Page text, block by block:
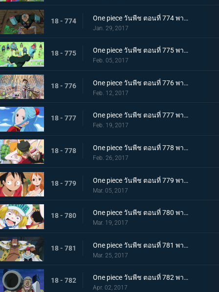
18 - 774 One piece วันพีช ตอนที่ 774 พากย์ไทย ศึกปกป้องโซ ลูฟี่กับสุนีชา
Jan. 29, 2017
18 - 775 One piece วันพีช ตอนที่ 775 พากย์ไทย ช่วยสุนีชา ปฏิบัติการช่วยเหลือของกลุ่มหมวกฟาง
Feb. 05, 2017
18 - 776 One piece วันพีช ตอนที่ 776 พากย์ไทย อำลาและลงจากช้าง การเดินทางเพื่อพาซันจิกลับมา
Feb. 12, 2017
18 - 777 One piece วันพีช ตอนที่ 777 พากย์ไทย ไปเรเวอรี่ เจ้าหญิงวีวี่กับเจ้าหญิงชิราโอชิ
Feb. 19, 2017
18 - 778 One piece วันพีช ตอนที่ 778 พากย์ไทย ไปเรเวอรี่ รีเบคก้ากับราชอาณาจักรซากุระ
Feb. 26, 2017
18 - 779 One piece วันพีช ตอนที่ 779 พากย์ไทย ไคโดอีกครั้ง มหันตภัยที่รุกคืบยุคสมัยแห่ง
Mar. 05, 2017
18 - 780 One piece วันพีช ตอนที่ 780 พากย์ไทย การต่อสู้กับความหิว ลูฟี่กับนายทหารรุ่นใหม่
Mar. 19, 2017
18 - 781 One piece วันพีช ตอนที่ 781 พากย์ไทย ชายสามคนผู้ยึดมั่น มหกรรมไล่ล่ากลุ่มหมวกฟาง
Mar. 25, 2017
18 - 782 One piece วันพีช ตอนที่ 782 พากย์ไทย หมัดปีศาจตัดสินชี้ชะตา! ลูฟี่ปะทะแกรนท์!
Apr. 02, 2017